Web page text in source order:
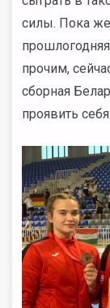
силы. Пока
прочим,
сборная
проявить